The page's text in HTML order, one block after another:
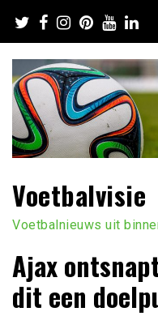
naar
de
inhoud
Voetbalvisie
Voetbalnieuws uit
Ajax
dit een